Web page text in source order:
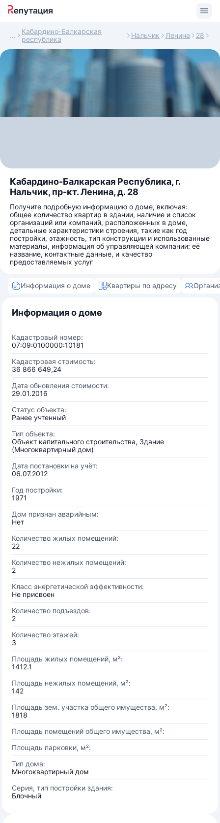
Кабардино-Балкарская
республика
Нальчик Ленина 28
Кабардино-Балкарская Республика, г.
Нальчик, пр-кт. Ленина, д. 28
Получите подробную информацию о доме, включая:
общее количество квартир в здании, наличие и список
организаций или компаний, расположенных в доме,
детальные характеристики строения, такие как год
постройки, этажность, тип конструкции и использованные
материалы, информация об управляющей компании: её
название, контактные данные, и качество
предоставляемых услуг
Информация о доме Квартиры по адресу
Информация о доме
Кадастровый номер:
07:09:0100000:10181
Кадастровая стоимость:
36 866 649,24
Дата обновления стоимости:
29.01.2016
Статус объекта:
Ранее учтенный
Тип объекта:
Объект капитального строительства, Здание
(Многоквартирный дом)
Дата постановки на учёт:
06.07.2012
Год постройки:
1971
Дом признан аварийным:
Нет
Количество жилых помещений:
22
Количество нежилых помещений:
2
Класс энергетической эффективности:
Не присвоен
Количество подъездов:
2
Количество этажей:
3
Площадь жилых помещений, м²:
1412.1
Площадь нежилых помещений, м²:
142
Площадь зем. участка общего имущества, м²:
1818
Площадь помещений общего имущества, м²:
Площадь парковки, м²:
Тип дома:
Многоквартирный дом
Серия, тип постройки здания:
Блочный